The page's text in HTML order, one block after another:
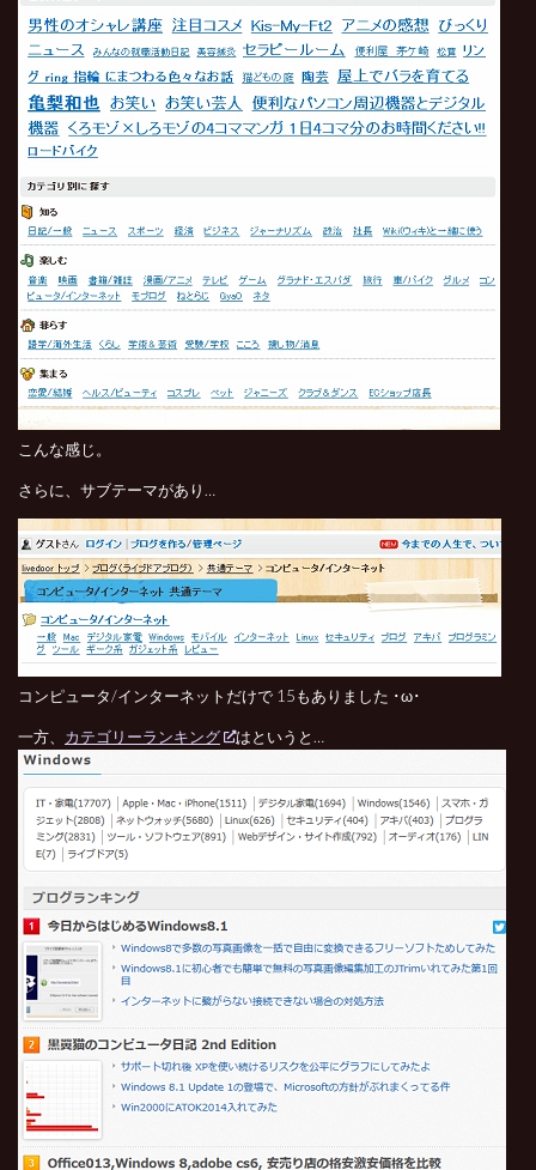
こんな感じ。
さらに、サブテーマがあり…
コンピュータ/インターネットだけで 15もありました ･ω･
一方、 カテゴリーランキング はというと…